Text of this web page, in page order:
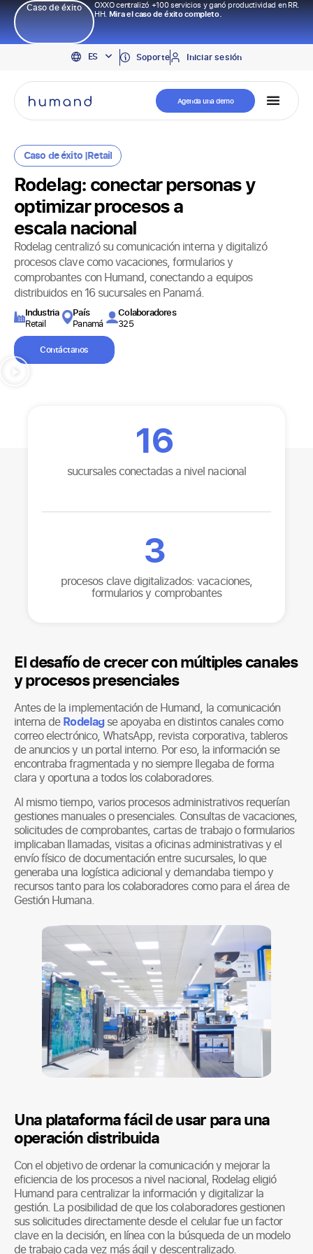
Caso de éxito
OXXO centralizó +100 servicios y ganó productividad en RR.
HH.Mira el caso de éxito completo.
ES
EN
PT
Soporte Iniciar sesión
Agenda una demo
Caso de éxito |Retail
Rodelag: conectar personas y
optimizar procesos a
escala nacional
Rodelag centralizó su comunicación interna y digitalizó
procesos clave como vacaciones, formularios y
comprobantes con Humand, conectando a equipos
distribuidos en 16 sucursales en Panamá.
Industria
Retail
País
Panamá
Colaboradores
325
Contáctanos
16
sucursales conectadas a nivel nacional
3
procesos clave digitalizados: vacaciones,
formularios y comprobantes
El desafío de crecer con múltiples canales
y procesos presenciales
Antes de la implementación de Humand, la comunicación
interna deRodelagse apoyaba en distintos canales como
correo electrónico, WhatsApp, revista corporativa, tableros
de anuncios y un portal interno. Por eso, la información se
encontraba fragmentada y no siempre llegaba de forma
clara y oportuna a todos los colaboradores.
Al mismo tiempo, varios procesos administrativos requerían
gestiones manuales o presenciales. Consultas de vacaciones,
solicitudes de comprobantes, cartas de trabajo o formularios
implicaban llamadas, visitas a oficinas administrativas y el
envío físico de documentación entre sucursales, lo que
generaba una logística adicional y demandaba tiempo y
recursos tanto para los colaboradores como para el área de
Gestión Humana.
Una plataforma fácil de usar para una
operación distribuida
Con el objetivo de ordenar la comunicación y mejorar la
eficiencia de los procesos a nivel nacional, Rodelag eligió
Humand para centralizar la información y digitalizar la
gestión. La posibilidad de que los colaboradores gestionen
sus solicitudes directamente desde el celular fue un factor
clave en la decisión, en línea con la búsqueda de un modelo
de trabajo cada vez más ágil y descentralizado.